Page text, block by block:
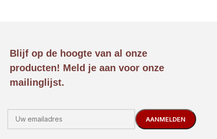
Blijf op de hoogte van al onze
producten! Meld je aan voor onze
mailinglijst.